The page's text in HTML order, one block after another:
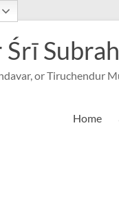
or Tiruchendur
Home